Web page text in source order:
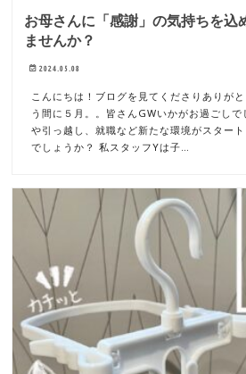
お母さんに「感謝」の気持ちを込
ませんか？
2024.05.08
こんにちは！ブログを見てくださりありが
う間に５月。。皆さんGWいかがお過ごし
や引っ越し、就職など新たな環境がスター
でしょうか？ 私スタッフYは子…